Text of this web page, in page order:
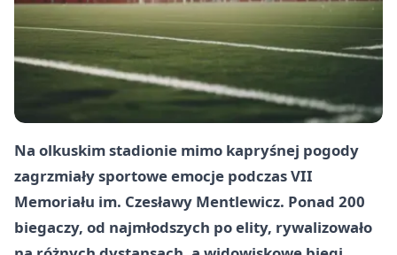
Na olkuskim stadionie mimo kapryśnej pogody
zagrzmiały sportowe emocje podczas VII
Memoriału im. Czesławy Mentlewicz. Ponad 200
biegaczy, od najmłodszych po elity, rywalizowało